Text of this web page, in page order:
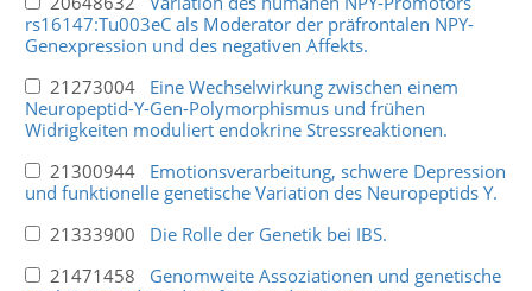
rs16147:Tu003eC als Moderator der präfrontalen NPY-
Genexpression und des negativen Affekts.
21273004 Eine Wechselwirkung zwischen einem
Neuropeptid-Y-Gen-Polymorphismus und frühen
Widrigkeiten moduliert endokrine Stressreaktionen.
21300944 Emotionsverarbeitung, schwere Depression
und funktionelle genetische Variation des Neuropeptids Y.
21333900 Die Rolle der Genetik bei IBS.
21471458 Genomweite Assoziationen und genetische